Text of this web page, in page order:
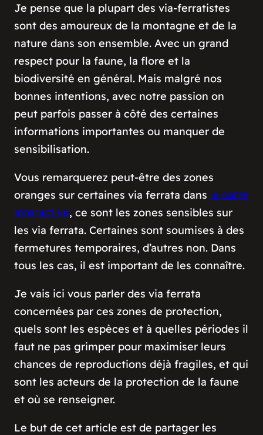
Je pense que la plupart des via-ferratistes
sont des amoureux de la montagne et de la
nature dans son ensemble. Avec un grand
respect pour la faune, la flore et la
biodiversité en général. Mais malgré nos
bonnes intentions, avec notre passion on
peut parfois passer à côté des certaines
informations importantes ou manquer de
sensibilisation.
Vous remarquerez peut-être des zones
oranges sur certaines via ferrata dans la carte
interactive, ce sont les zones sensibles sur
les via ferrata. Certaines sont soumises à des
fermetures temporaires, d’autres non. Dans
tous les cas, il est important de les connaître.
Je vais ici vous parler des via ferrata
concernées par ces zones de protection,
quels sont les espèces et à quelles périodes il
faut ne pas grimper pour maximiser leurs
chances de reproductions déjà fragiles, et qui
sont les acteurs de la protection de la faune
et où se renseigner.
Le but de cet article est de partager les